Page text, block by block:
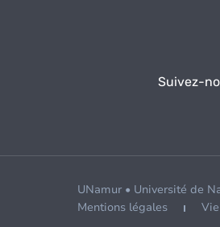
Suivez-
UNamur • Université de
Mentions légales